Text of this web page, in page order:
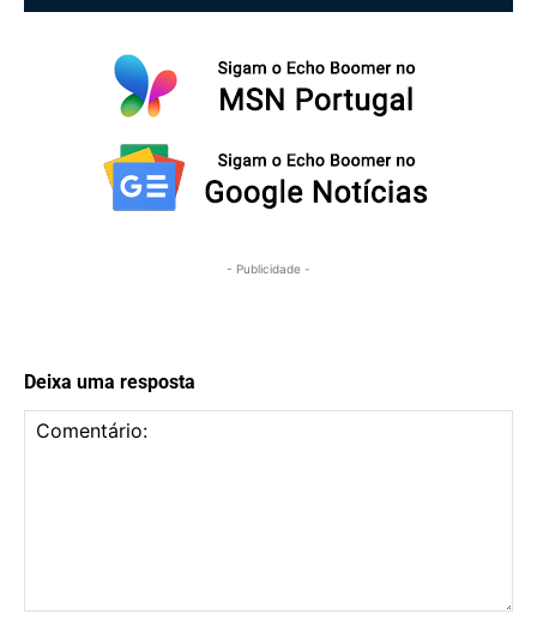
- Publicidade -
Deixa uma resposta